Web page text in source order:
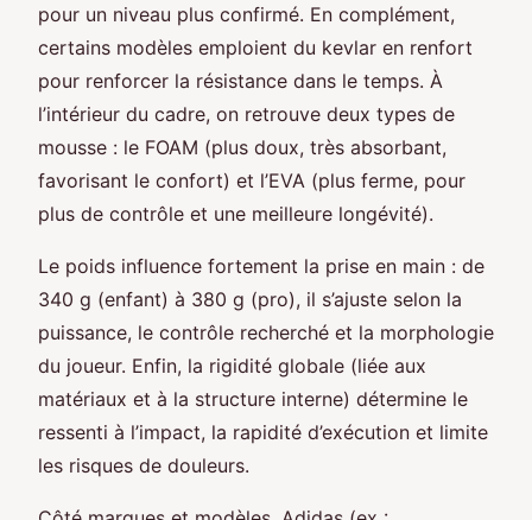
pour un niveau plus confirmé. En complément,
certains modèles emploient du kevlar en renfort
pour renforcer la résistance dans le temps. À
l’intérieur du cadre, on retrouve deux types de
mousse : le FOAM (plus doux, très absorbant,
favorisant le confort) et l’EVA (plus ferme, pour
plus de contrôle et une meilleure longévité).
Le poids influence fortement la prise en main : de
340 g (enfant) à 380 g (pro), il s’ajuste selon la
puissance, le contrôle recherché et la morphologie
du joueur. Enfin, la rigidité globale (liée aux
matériaux et à la structure interne) détermine le
ressenti à l’impact, la rapidité d’exécution et limite
les risques de douleurs.